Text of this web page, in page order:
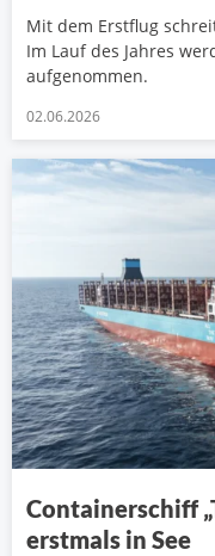
Mit dem Erstflug
Im Lauf des Jahres
aufgenommen.
02.06.2026
Containerschiff
erstmals in See